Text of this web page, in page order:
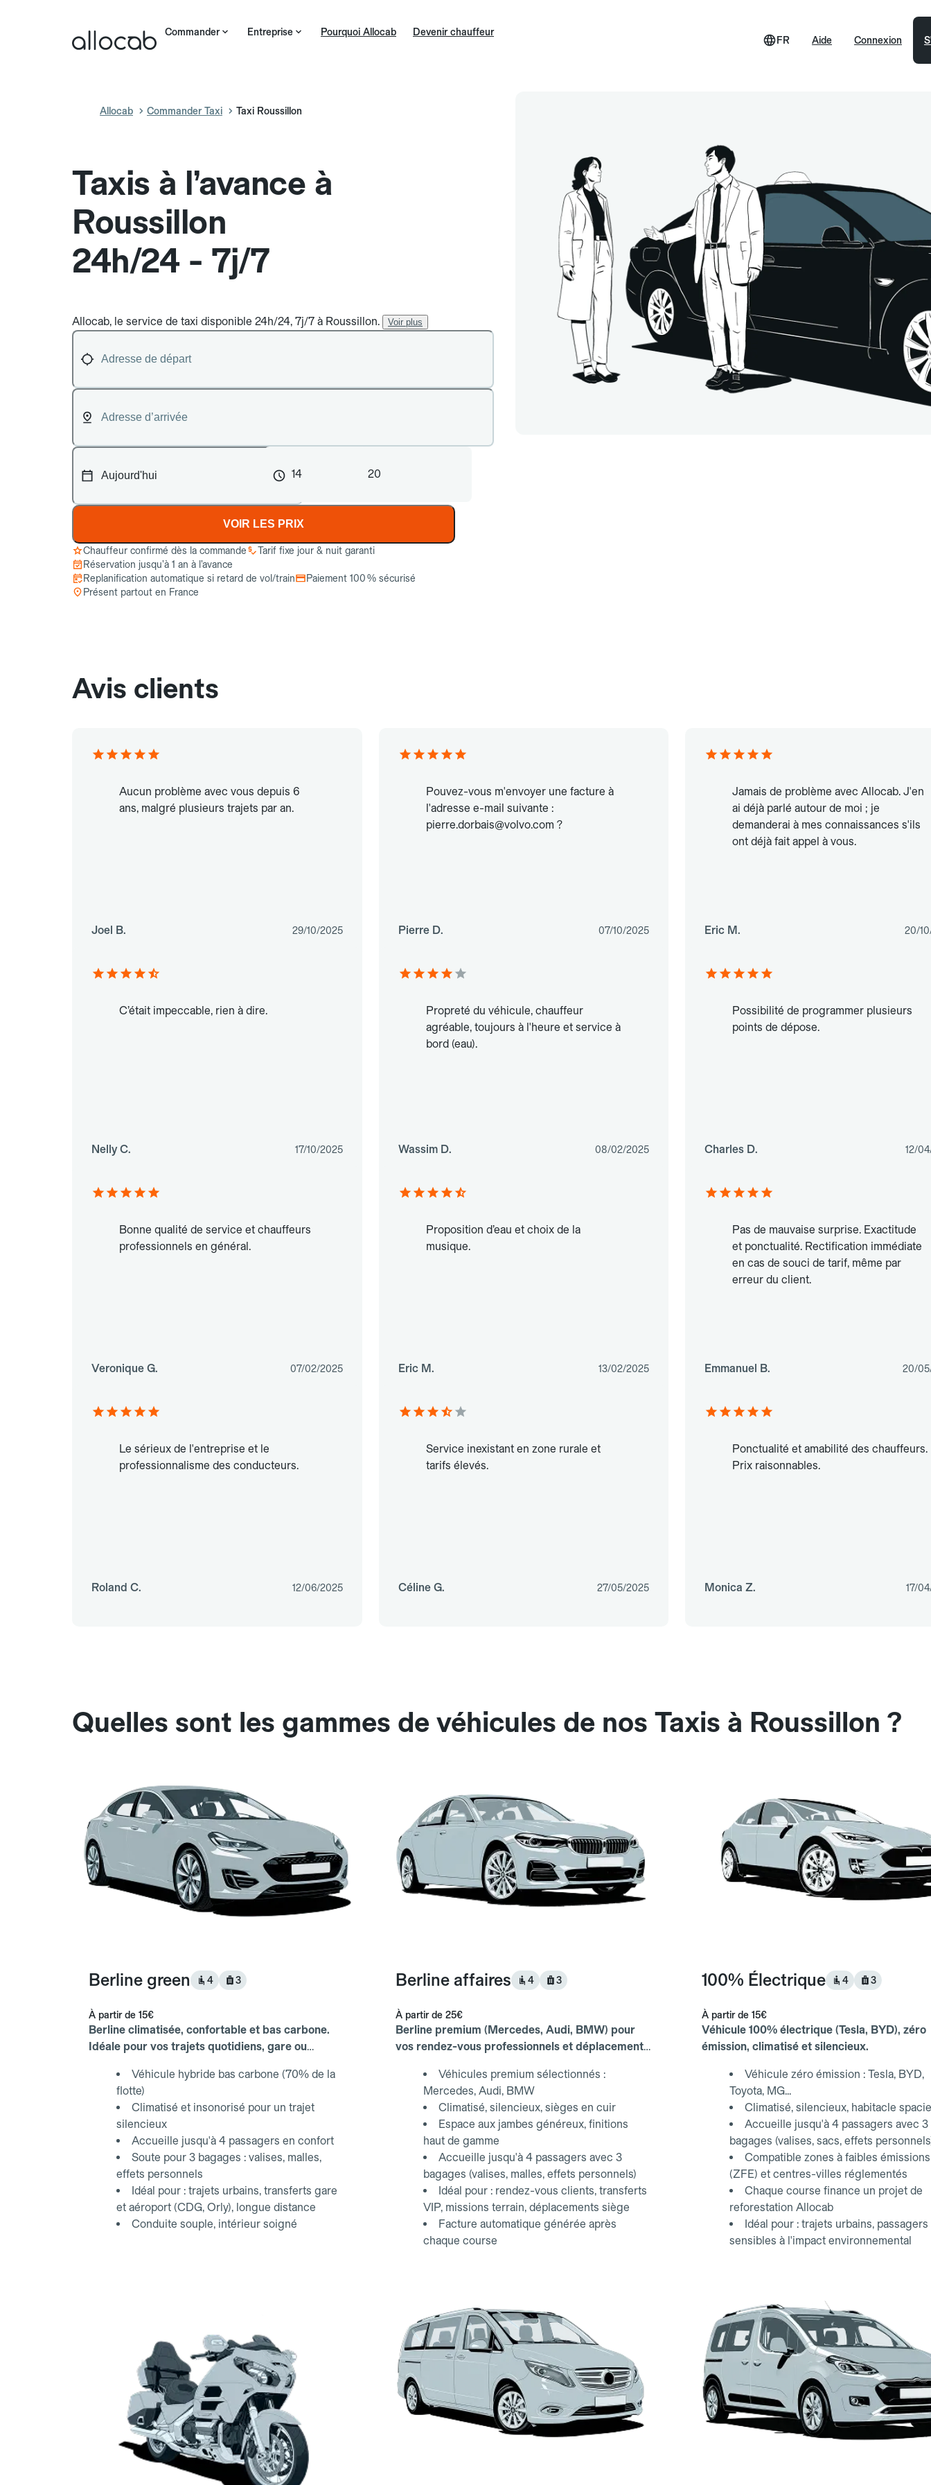
Commander Entreprise Pourquoi Allocab Devenir chauffeur
Aide
FR Connexion
Allocab Commander Taxi Taxi Roussillon
Taxis à l’avance à
Roussillon
24h/24 - 7j/7
Allocab, le service de taxi disponible 24h/24, 7j/7 à Roussillon. Voir plus
14 20
VOIR LES PRIX
Chauffeur confirmé dès la commande
Tarif fixe jour & nuit garanti
Réservation jusqu’à 1 an à l’avance
Replanification automatique si retard de vol/train
Paiement 100 % sécurisé
Présent partout en France
Avis clients
Aucun problème avec vous depuis 6
ans, malgré plusieurs trajets par an.
Joel B. 29/10/2025
Pouvez-vous m'envoyer une facture à
l'adresse e-mail suivante :
pierre.dorbais@volvo.com ?
Pierre D. 07/10/2025
Jamais de problème avec Allocab. J'en
ai déjà parlé autour de moi ; je
demanderai à mes connaissances s'ils
ont déjà fait appel à vous.
Eric M. 20/
C’était impeccable, rien à dire.
Nelly C. 17/10/2025
Propreté du véhicule, chauffeur
agréable, toujours à l'heure et service à
bord (eau).
Wassim D. 08/02/2025
Possibilité de programmer plusieurs
points de dépose.
Charles D. 12/
Bonne qualité de service et chauffeurs
professionnels en général.
Veronique G. 07/02/2025
Proposition d’eau et choix de la
musique.
Eric M. 13/02/2025
Pas de mauvaise surprise. Exactitude
et ponctualité. Rectification immédiate
en cas de souci de tarif, même par
erreur du client.
Emmanuel B. 20/
Le sérieux de l'entreprise et le
professionnalisme des conducteurs.
Roland C. 12/06/2025
Service inexistant en zone rurale et
tarifs élevés.
Céline G. 27/05/2025
Ponctualité et amabilité des chauffeurs.
Prix raisonnables.
Monica Z. 17/
Quelles sont les gammes de véhicules de nos Taxis à Roussillon ?
Berline green 4 3
À partir de 15€
Berline climatisée, confortable et bas carbone.
Idéale pour vos trajets quotidiens, gare ou
Véhicule hybride bas carbone (70% de la
flotte)
Climatisé et insonorisé pour un trajet
silencieux
Accueille jusqu'à 4 passagers en confort
Soute pour 3 bagages : valises, malles,
effets personnels
Idéal pour : trajets urbains, transferts gare
et aéroport (CDG, Orly), longue distance
Conduite souple, intérieur soigné
Berline affaires 4 3
À partir de 25€
Berline premium (Mercedes, Audi, BMW) pour
vos rendez-vous professionnels et déplacements
Véhicules premium sélectionnés :
Mercedes, Audi, BMW
Climatisé, silencieux, sièges en cuir
Espace aux jambes généreux, finitions
haut de gamme
Accueille jusqu'à 4 passagers avec 3
bagages (valises, malles, effets personnels)
Idéal pour : rendez-vous clients, transferts
VIP, missions terrain, déplacements siège
Facture automatique générée après
chaque course
100% Électrique 4 3
À partir de 15€
Véhicule 100% électrique (Tesla, BYD), zéro
émission, climatisé et silencieux.
Véhicule zéro émission : Tesla, BYD,
Toyota, MG...
Climatisé, silencieux, habitacle
Accueille jusqu'à 4 passagers avec 3
bagages (valises, sacs, effets
Compatible zones à faibles émissions
(ZFE) et centres-villes réglementés
Chaque course finance un projet de
reforestation Allocab
Idéal pour : trajets urbains, passagers
sensibles à l'impact environnemental